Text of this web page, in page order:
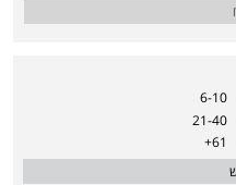
6-10
21-40
61+